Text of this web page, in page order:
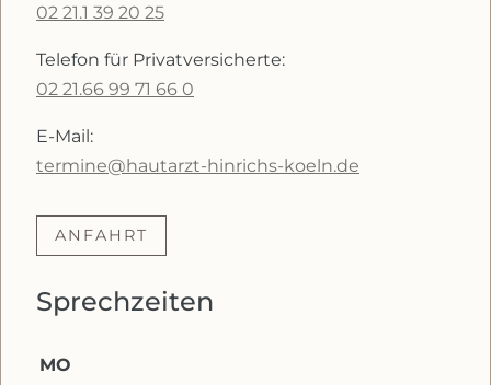
02 21.1 39 20 25
Telefon für Privatversicherte:
02 21.66 99 71 66 0
E-Mail:
termine@hautarzt-hinrichs-koeln.de
ANFAHRT
Sprechzeiten
MO